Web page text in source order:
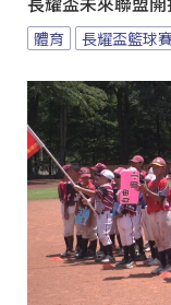
長耀盃未來聯盟
體育 長耀盃籃球